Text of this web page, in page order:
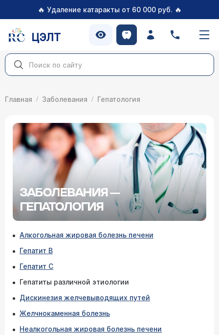
🔥 Удаление катаракты от 60 000 руб. 🔥
ЦЭЛТ
Главная Заболевания Гепатология
ЗАБОЛЕВАНИЯ —
ГЕПАТОЛОГИЯ
Алкогольная жировая болезнь печени
Гепатит В
Гепатит С
Гепатиты различной этиологии
Дискинезия желчевыводящих путей
Желчнокаменная болезнь
Неалкогольная жировая болезнь печени